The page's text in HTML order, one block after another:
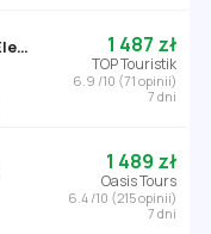
Gloria (St. Konstantin i Elena)
1 487 zł
TOP Touristik
6.9 /10 (71 opinii)
7 dni
1 489 zł
Oasis Tours
6.4 /10 (215 opinii)
7 dni